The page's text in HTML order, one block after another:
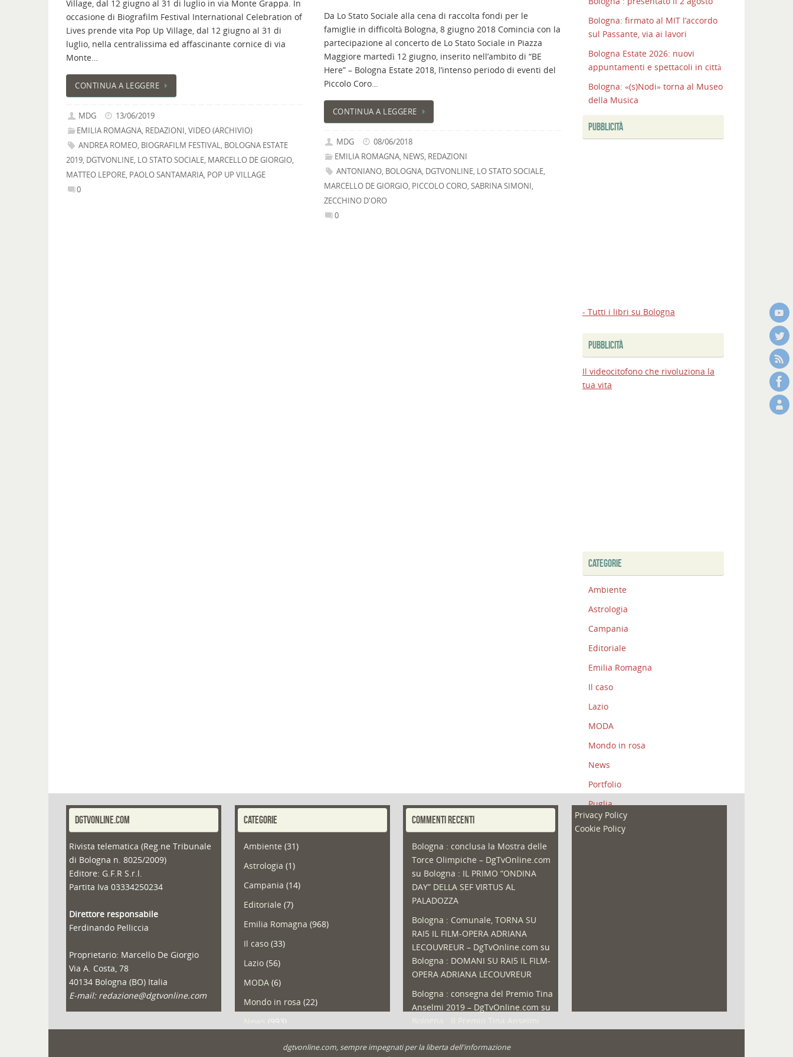
Village, dal 12 giugno al 31 di luglio in via Monte Grappa. In
occasione di Biografilm Festival International Celebration of
Lives prende vita Pop Up Village, dal 12 giugno al 31 di
luglio, nella centralissima ed affascinante cornice di via
Monte…
CONTINUA A LEGGERE
MDG
13/06/2019
EMILIA ROMAGNA, REDAZIONI,VIDEO (ARCHIVIO)
ANDREA ROMEO, BIOGRAFILM FESTIVAL, BOLOGNA ESTATE
2019, DGTVONLINE, LO STATO SOCIALE, MARCELLO DE GIORGIO,
MATTEO LEPORE, PAOLO SANTAMARIA, POP UP VILLAGE
0
Da Lo Stato Sociale alla cena di raccolta fondi per le
famiglie in difficoltà Bologna, 8 giugno 2018 Comincia con la
partecipazione al concerto de Lo Stato Sociale in Piazza
Maggiore martedì 12 giugno, inserito nell’ambito di “BE
Here” – Bologna Estate 2018, l’intenso periodo di eventi del
Piccolo Coro…
CONTINUA A LEGGERE
MDG
08/06/2018
EMILIA ROMAGNA, NEWS, REDAZIONI
ANTONIANO, BOLOGNA, DGTVONLINE, LO STATO SOCIALE,
MARCELLO DE GIORGIO, PICCOLO CORO,SABRINA SIMONI,
ZECCHINO D'ORO
0
BOLOGNESI
CONQUISTANO
Bologna:
nuova
Passante,
lavori
Bologna: firmato al MIT l’accordo
sul Passante, via ai lavori
Bologna Estate 2026: nuovi
appuntamenti e spettacoli in città
Bologna: «(s)Nodi» torna al Museo
della Musica
PUBBLICITÀ
- Tutti i libri su Bologna
PUBBLICITÀ
Il videocitofono che rivoluziona la
tua vita
CATEGORIE
Ambiente
Astrologia
Campania
Editoriale
Emilia Romagna
Il caso
Lazio
MODA
Mondo in rosa
News
Portfolio
Puglia
Redazioni
DGTVONLINE.COM
Rivista telematica (Reg.ne Tribunale
di Bologna n. 8025/2009)
Editore: G.F.R S.r.l.
Partita Iva 03334250234
Direttore responsabile
Ferdinando Pelliccia
Proprietario: Marcello De Giorgio
Via A. Costa, 78
40134 Bologna (BO) Italia
E-mail: redazione@dgtvonline.com
CATEGORIE
Ambiente (31)
Astrologia (1)
Campania (14)
Editoriale (7)
Emilia Romagna (968)
Il caso(33)
Lazio(56)
MODA(6)
Mondo in rosa (22)
(993)
COMMENTI RECENTI
Bologna : conclusa la Mostra delle
Torce Olimpiche – DgTvOnline.com
su Bologna : IL PRIMO “ONDINA
DAY” DELLA SEF VIRTUS AL
PALADOZZA
Bologna : Comunale, TORNA SU
RAI5 IL FILM-OPERA ADRIANA
LECOUVREUR – DgTvOnline.com su
Bologna : DOMANI SU RAI5 IL FILM-
OPERA ADRIANA LECOUVREUR
Bologna : consegna del Premio Tina
Anselmi 2019 – DgTvOnline.com su
Privacy Policy
Cookie Policy
dgtvonline.com, sempre impegnati per la liberta dell'informazione